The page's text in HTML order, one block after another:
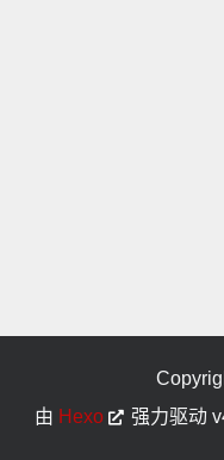
由 Hexo 强力驱动